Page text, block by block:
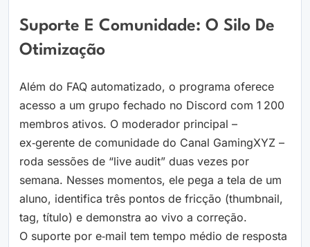
Suporte E Comunidade: O Silo De
Otimização
Além do FAQ automatizado, o programa oferece
acesso a um grupo fechado no Discord com 1 200
membros ativos. O moderador principal –
ex‑gerente de comunidade do Canal GamingXYZ –
roda sessões de “live audit” duas vezes por
semana. Nesses momentos, ele pega a tela de um
aluno, identifica três pontos de fricção (thumbnail,
tag, título) e demonstra ao vivo a correção.
O suporte por e‑mail tem tempo médio de resposta